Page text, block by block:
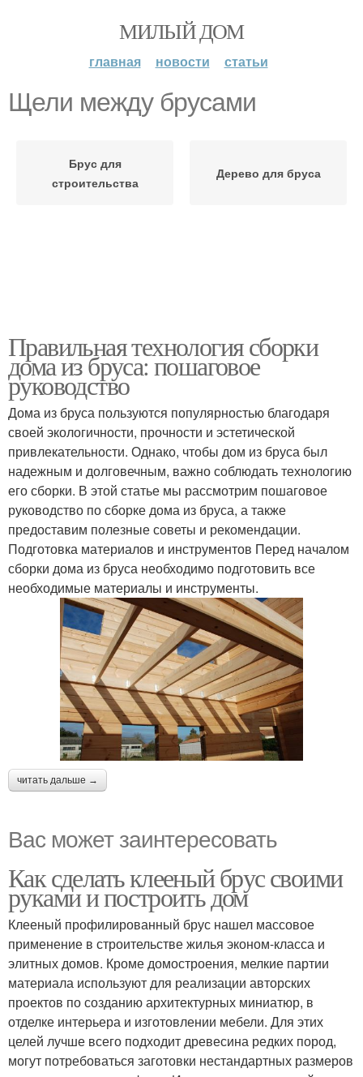
МИЛЫЙ ДОМ
главная новости статьи
Щели между брусами
Брус для
строительства
Дерево для бруса
Правильная технология сборки
дома из бруса: пошаговое
руководство
Дома из бруса пользуются популярностью благодаря
своей экологичности, прочности и эстетической
привлекательности. Однако, чтобы дом из бруса был
надежным и долговечным, важно соблюдать технологию
его сборки. В этой статье мы рассмотрим пошаговое
руководство по сборке дома из бруса, а также
предоставим полезные советы и рекомендации.
Подготовка материалов и инструментов Перед началом
сборки дома из бруса необходимо подготовить все
необходимые материалы и инструменты.
читать дальше →
Вас может заинтересовать
Как сделать клееный брус своими
руками и построить дом
Клееный профилированный брус нашел массовое
применение в строительстве жилья эконом-класса и
элитных домов. Кроме домостроения, мелкие партии
материала используют для реализации авторских
проектов по созданию архитектурных миниатюр, в
отделке интерьера и изготовлении мебели. Для этих
целей лучше всего подходит древесина редких пород,
могут потребоваться заготовки нестандартных размеров